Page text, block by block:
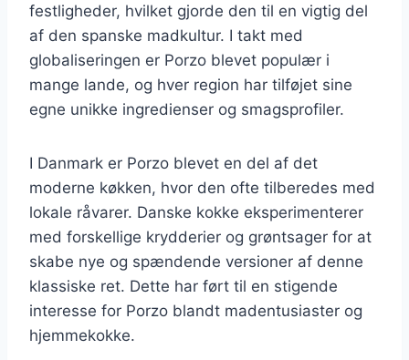
festligheder, hvilket gjorde den til en vigtig del
af den spanske madkultur. I takt med
globaliseringen er Porzo blevet populær i
mange lande, og hver region har tilføjet sine
egne unikke ingredienser og smagsprofiler.
I Danmark er Porzo blevet en del af det
moderne køkken, hvor den ofte tilberedes med
lokale råvarer. Danske kokke eksperimenterer
med forskellige krydderier og grøntsager for at
skabe nye og spændende versioner af denne
klassiske ret. Dette har ført til en stigende
interesse for Porzo blandt madentusiaster og
hjemmekokke.